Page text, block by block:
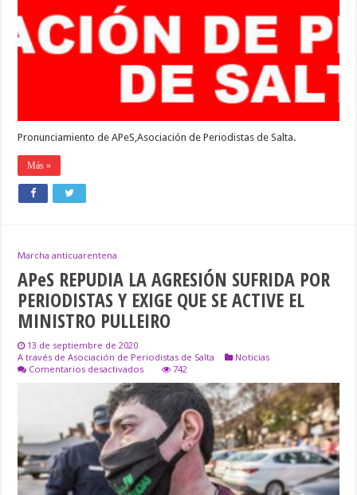
PRENSA
BAJO
AMENAZA
EN
SALTA
Pronunciamiento de APeS,Asociación de Periodistas de Salta.
Más »
Marcha anticuarentena
APeS REPUDIA LA AGRESIÓN SUFRIDA POR
PERIODISTAS Y EXIGE QUE SE ACTIVE EL
MINISTRO PULLEIRO
13 de septiembre de 2020
A través de Asociación de Periodistas de Salta
Noticias
Comentarios desactivadosen
APeS
REPUDIA
LA
AGRESIÓN
SUFRIDA
POR
PERIODISTAS
Y
EXIGE
QUE
742